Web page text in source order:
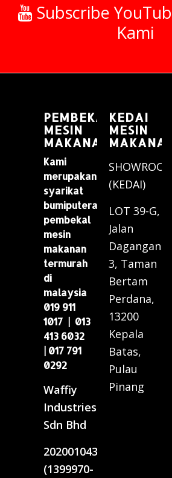
Subscribe
Kami
PEMBEKAL
MESIN
MAKANAN
Kami
merupakan
syarikat
bumiputera
pembekal
mesin
makanan
termurah
di
malaysia
019 911
1017 | 013
413 6032
| 017 791
0292
Waffiy
Industries
Sdn Bhd
202001043649
(1399970-
KEDAI
MESIN
SHOWROOM
(KEDAI)
LOT 39-G,
Jalan
Dagangan
3, Taman
Bertam
Perdana,
13200
Kepala
Batas,
Pulau
Pinang